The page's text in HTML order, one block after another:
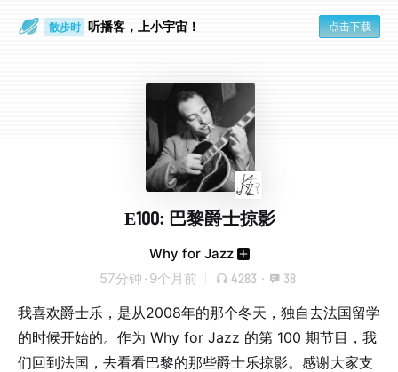
散步时 听播客，上小宇宙！ 点击下载
E100: 巴黎爵士掠影
Why for Jazz
57分钟 · 9个月前 4283 · 38
我喜欢爵士乐，是从2008年的那个冬天，独自去法国留学
的时候开始的。作为 Why for Jazz 的第 100 期节目，我
们回到法国，去看看巴黎的那些爵士乐掠影。感谢大家支